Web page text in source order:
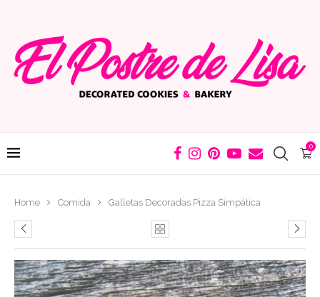
0
Home Comida Galletas Decoradas Pizza Simpática